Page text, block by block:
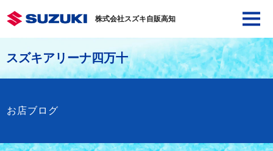
株式会社スズキ自販高知
スズキアリーナ四万十
お店ブログ